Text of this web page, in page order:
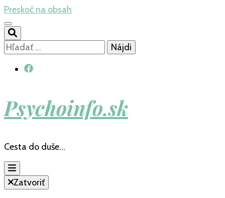
Preskoč na obsah
Hľadať:
Psychoinfo.sk
Cesta do duše…
Zatvoriť